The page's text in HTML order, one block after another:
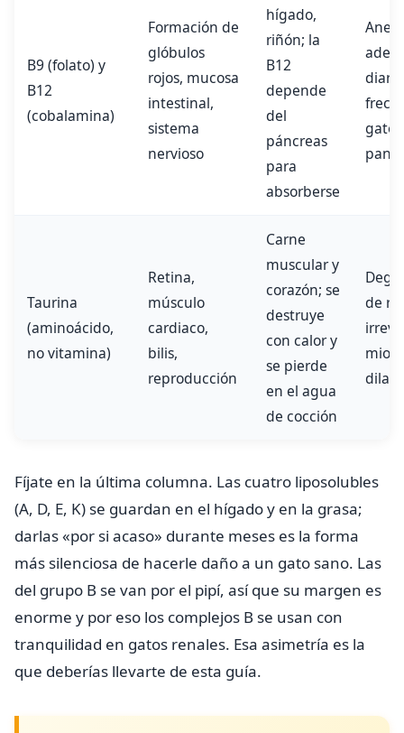
B9 (folato) y
B12
(cobalamina)
Formación de
glóbulos
rojos, mucosa
intestinal,
sistema
nervioso
hígado,
riñón; la
B12
depende
del
páncreas
para
absorberse
Taurina
(aminoácido,
no vitamina)
Retina,
músculo
cardiaco,
bilis,
reproducción
Carne
muscular y
corazón; se
destruye
con calor y
se pierde
en el agua
de cocción
de
Fíjate en la última columna. Las cuatro liposolubles
(A, D, E, K) se guardan en el hígado y en la grasa;
darlas «por si acaso» durante meses es la forma
más silenciosa de hacerle daño a un gato sano. Las
del grupo B se van por el pipí, así que su margen es
enorme y por eso los complejos B se usan con
tranquilidad en gatos renales. Esa asimetría es la
que deberías llevarte de esta guía.